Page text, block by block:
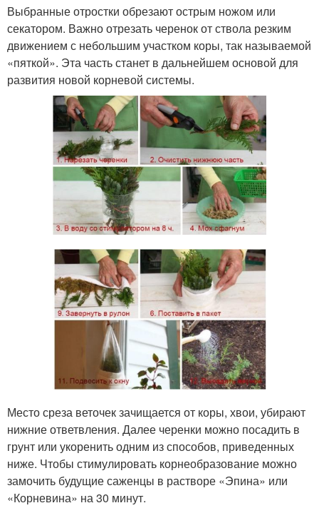
Выбранные отростки обрезают острым ножом или
секатором. Важно отрезать черенок от ствола резким
движением с небольшим участком коры, так называемой
«пяткой». Эта часть станет в дальнейшем основой для
развития новой корневой системы.
Место среза веточек зачищается от коры, хвои, убирают
нижние ответвления. Далее черенки можно посадить в
грунт или укоренить одним из способов, приведенных
ниже. Чтобы стимулировать корнеобразование можно
замочить будущие саженцы в растворе «Эпина» или
«Корневина» на 30 минут.